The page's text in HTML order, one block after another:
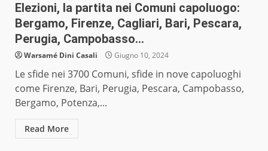
Elezioni, la partita nei Comuni capoluogo:
Bergamo, Firenze, Cagliari, Bari, Pescara,
Perugia, Campobasso…
Warsamé Dini Casali Giugno 10, 2024
Le sfide nei 3700 Comuni, sfide in nove capoluoghi
come Firenze, Bari, Perugia, Pescara, Campobasso,
Bergamo, Potenza,...
Read More